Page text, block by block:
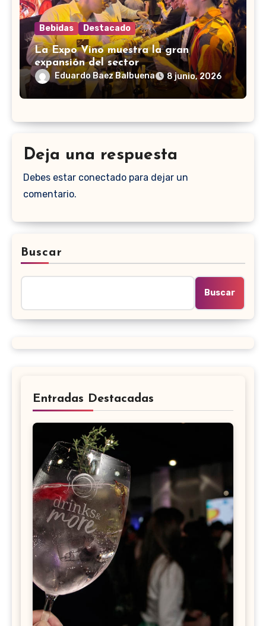
Bebidas Destacado
La Expo Vino muestra la gran
expansión del sector
Eduardo Baez Balbuena 8 junio, 2026
Deja una respuesta
Debes estar conectado para dejar un
comentario.
Buscar
Buscar
Entradas Destacadas